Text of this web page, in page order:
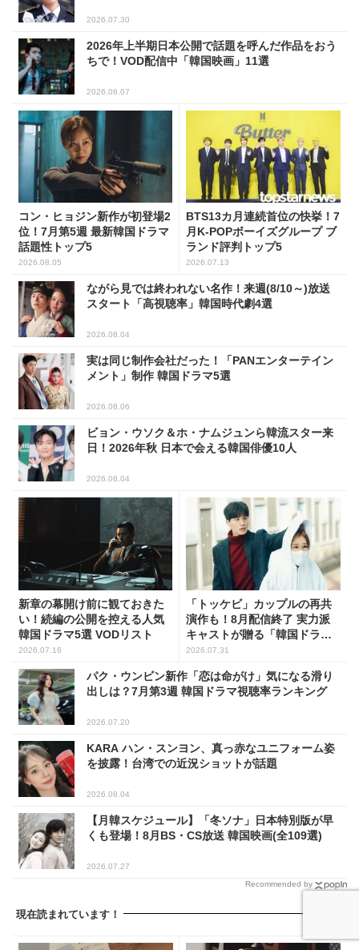
2026.07.30
2026年上半期日本公開で話題を呼んだ作品をおう
ちで！VOD配信中「韓国映画」11選
2026.08.07
コン・ヒョジン新作が初登場2
位！7月第5週 最新韓国ドラマ
話題性トップ5
2026.08.05
BTS13カ月連続首位の快挙！7
月K-POPボーイズグループ ブ
ランド評判トップ5
2026.07.13
ながら見では終われない名作！来週(8/10～)放送
スタート「高視聴率」韓国時代劇4選
2026.08.04
実は同じ制作会社だった！「PANエンターテイン
メント」制作 韓国ドラマ5選
2026.08.06
ビョン・ウソク＆ホ・ナムジュンら韓流スター来
日！2026年秋 日本で会える韓国俳優10人
2026.08.04
新章の幕開け前に観ておきた
い！続編の公開を控える人気
韓国ドラマ5選 VODリスト
2026.07.16
「トッケビ」カップルの再共
演作も！8月配信終了 実力派
キャストが贈る「韓国ドラ
マ」5選
2026.07.31
パク・ウンビン新作「恋は命がけ」気になる滑り
出しは？7月第3週 韓国ドラマ視聴率ランキング
2026.07.20
KARA ハン・スンヨン、真っ赤なユニフォーム姿
を披露！台湾での近況ショットが話題
2026.08.04
【月韓スケジュール】「冬ソナ」日本特別版が早
くも登場！8月BS・CS放送 韓国映画(全109選)
2026.07.27
Recommended by
現在読まれています！